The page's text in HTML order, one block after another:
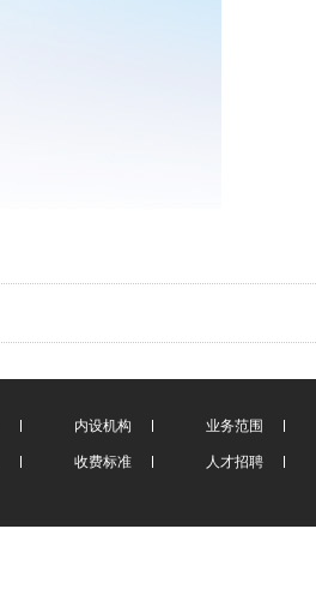
内设机构 业务范围
收费标准 人才招聘